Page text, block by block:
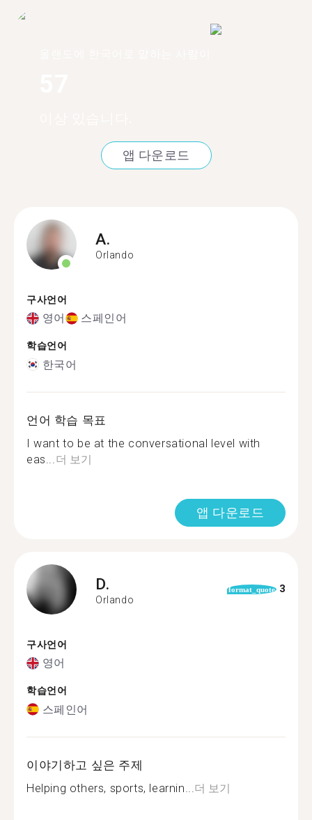
앱 다운로드
A.
Orlando
구사언어
영어 스페인어
학습언어
한국어
언어 학습 목표
I want to be at the conversational level with
eas... 더 보기
앱 다운로드
D.
Orlando
format_quote 3
구사언어
영어
학습언어
스페인어
이야기하고 싶은 주제
Helping others, sports, learnin... 더 보기